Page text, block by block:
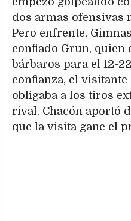
dos armas ofensivas
Pero enfrente,
confiado Grun, quien
bárbaros para el 12-
confianza, el
obligaba a los tiros
rival. Chacón aportó
que la visita gane el